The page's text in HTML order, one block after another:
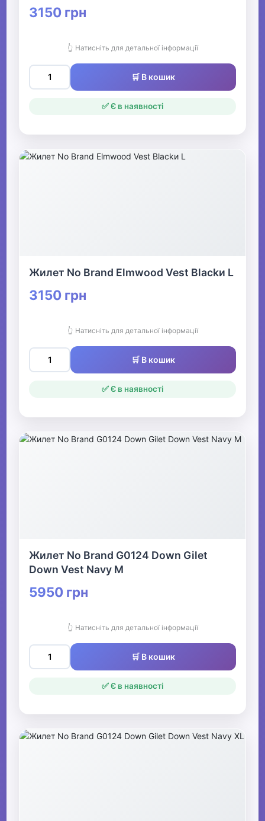
3150 грн
👆 Натисніть для детальної інформації
🛒 В кошик
✅ Є в наявності
Жилет No Brand Elmwood Vest Blackи L
3150 грн
👆 Натисніть для детальної інформації
🛒 В кошик
✅ Є в наявності
Жилет No Brand G0124 Down Gilet
Down Vest Navy M
5950 грн
👆 Натисніть для детальної інформації
🛒 В кошик
✅ Є в наявності